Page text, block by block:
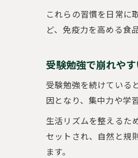
これらの習慣を日常に
ど、免疫力を高める食
受験勉強で崩れや
受験勉強を続けている
因となり、集中力や学
生活リズムを整えるた
セットされ、自然と規
ます。